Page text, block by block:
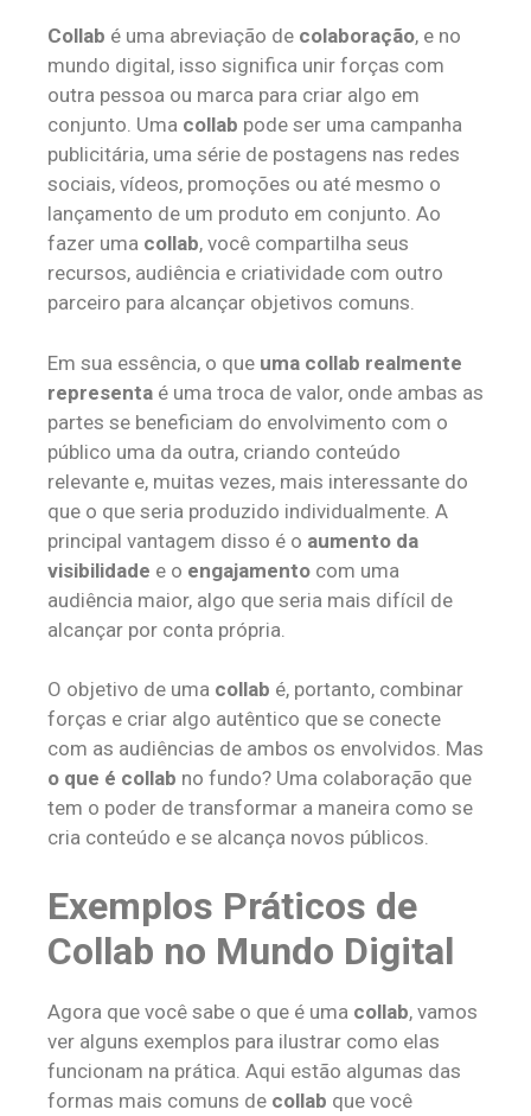
Collab é uma abreviação de colaboração, e no
mundo digital, isso significa unir forças com
outra pessoa ou marca para criar algo em
conjunto. Uma collab pode ser uma campanha
publicitária, uma série de postagens nas redes
sociais, vídeos, promoções ou até mesmo o
lançamento de um produto em conjunto. Ao
fazer uma collab, você compartilha seus
recursos, audiência e criatividade com outro
parceiro para alcançar objetivos comuns.
Em sua essência, o que uma collab realmente
representa é uma troca de valor, onde ambas as
partes se beneficiam do envolvimento com o
público uma da outra, criando conteúdo
relevante e, muitas vezes, mais interessante do
que o que seria produzido individualmente. A
principal vantagem disso é o aumento da
visibilidade e o engajamento com uma
audiência maior, algo que seria mais difícil de
alcançar por conta própria.
O objetivo de uma collab é, portanto, combinar
forças e criar algo autêntico que se conecte
com as audiências de ambos os envolvidos. Mas
o que é collab no fundo? Uma colaboração que
tem o poder de transformar a maneira como se
cria conteúdo e se alcança novos públicos.
Exemplos Práticos de
Collab no Mundo Digital
Agora que você sabe o que é uma collab, vamos
ver alguns exemplos para ilustrar como elas
funcionam na prática. Aqui estão algumas das
formas mais comuns de collab que você